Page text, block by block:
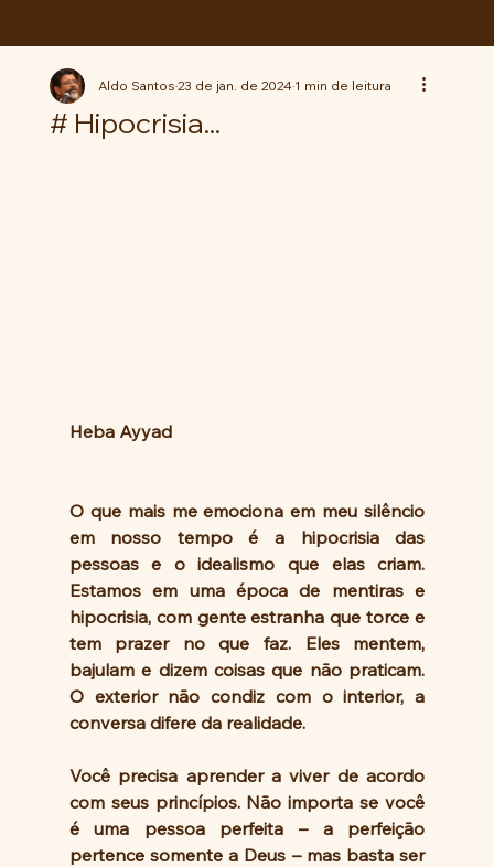
# Hipocrisia...
Aldo Santos23 de jan. de 20241 min de leitura
Heba Ayyad
O que mais me emociona em meu silêncio
em nosso tempo é a hipocrisia das
pessoas e o idealismo que elas criam.
Estamos em uma época de mentiras e
hipocrisia, com gente estranha que torce e
tem prazer no que faz. Eles mentem,
bajulam e dizem coisas que não praticam.
O exterior não condiz com o interior, a
conversa difere da realidade.
Você precisa aprender a viver de acordo
com seus princípios. Não importa se você
é uma pessoa perfeita – a perfeição
pertence somente a Deus – mas basta ser